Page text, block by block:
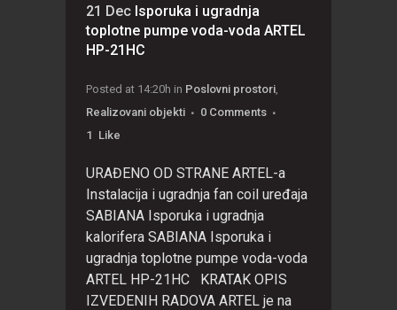
21 Dec Isporuka i ugradnja
toplotne pumpe voda-voda ARTEL
HP-21HC
Posted at 14:20h in Poslovni prostori,
Realizovani objekti
0 Comments
1 Like
URAĐENO OD STRANE ARTEL-a
Instalacija i ugradnja fan coil uređaja
SABIANA Isporuka i ugradnja
kalorifera SABIANA Isporuka i
ugradnja toplotne pumpe voda-voda
ARTEL HP-21HC KRATAK OPIS
IZVEDENIH RADOVA ARTEL je na